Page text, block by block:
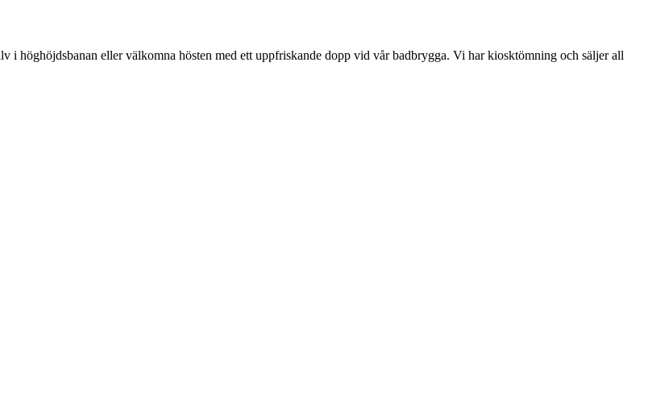
i höghöjdsbanan eller välkomna hösten med ett uppfriskande dopp vid vår badbrygga. Vi har kiosktömning och säljer all